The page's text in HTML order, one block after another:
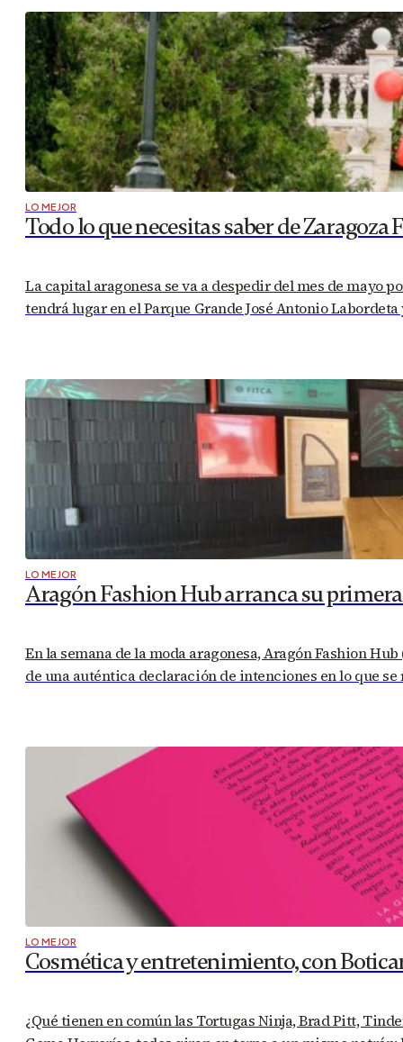
LO MEJOR
Todo lo que necesitas saber de Zaragoza
La capital aragonesa se va a despedir del mes de mayo
tendrá lugar en el Parque Grande José Antonio
LO MEJOR
Aragón Fashion Hub arranca su
En la semana de la moda aragonesa, Aragón Fashion
de una auténtica declaración de intenciones en lo que
LO MEJOR
Cosmética y entretenimiento, con
¿Qué tienen en común las Tortugas Ninja, Brad Pitt,